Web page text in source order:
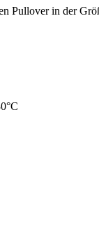
Pullover in der